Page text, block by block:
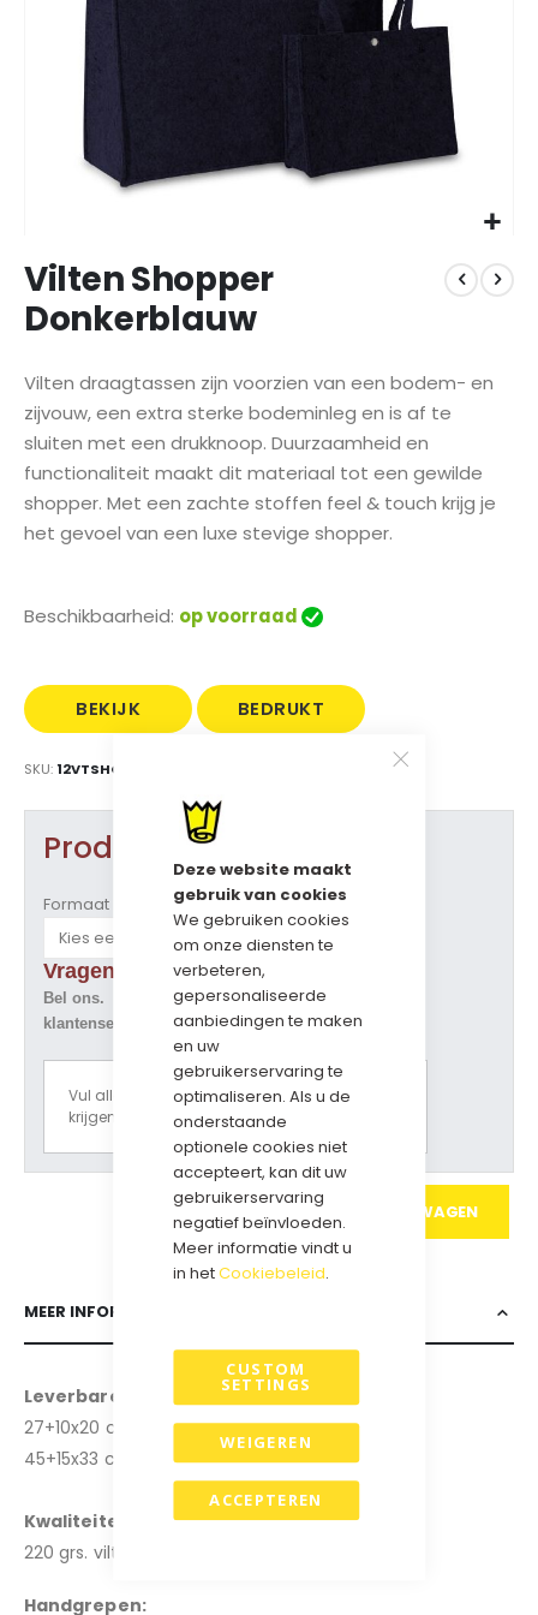
Deze website maakt
gebruik van cookies
We gebruiken cookies
om onze diensten te
verbeteren,
gepersonaliseerde
aanbiedingen te maken
en uw
gebruikerservaring te
optimaliseren. Als u de
onderstaande
optionele cookies niet
accepteert, kan dit uw
gebruikerservaring
negatief beïnvloeden.
Meer informatie vindt u
in hetCookiebeleid.
ACCEPTEREN
CUSTOM
SETTINGS
WEIGEREN
naar
het
begin
de
afbeeldingen-
gallerij
Vilten Shopper
Donkerblauw
Vilten draagtassen zijn voorzien van een bodem- en
zijvouw,een extra sterke bodeminleg en is af te
sluiten met een drukknoop. Duurzaamheid en
functionaliteit maakt dit materiaal tot een gewilde
shopper. Met een zachte stoffen feel & touch krijg je
het gevoel van een luxe stevige shopper.
Beschikbaarheid: op voorraad
BEKIJK
BEDRUKT
SKU 12VTSHOPDRBL
Product opties
Formaat (b x d x h)
Vragen over dit artikel ?
Bel ons. Tel. 073-5229800
klantenservice@geschenkdozen.eu
Vul alle opties in om een prijsoverzicht te
krijgen.
IN WINKELWAGEN
MEER INFORMATIE
Leverbare formaten: (b x d x h)
27+10x20 cm
45+15x33 cm
Kwaliteiten:
220 grs. vilt
Handgrepen: